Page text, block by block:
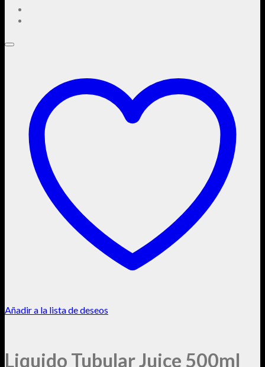
Añadir a la lista de deseos
Liquido Tubular Juice 500ml